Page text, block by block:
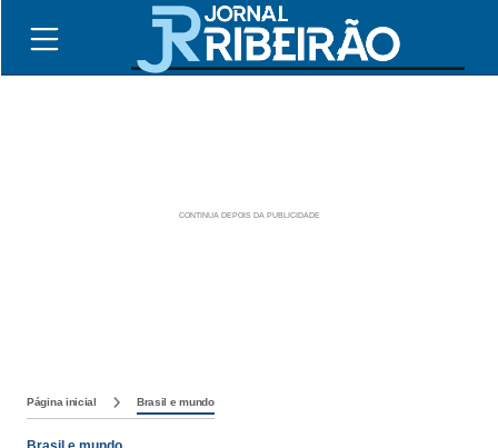
Página inicial Brasil e mundo